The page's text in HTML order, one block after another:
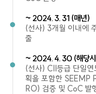
~ 2024. 3. 31 (매년)
(선사) 3개월 이내에
출
~ 2024. 4. 30 (해당
(선사) CII등급 단일연
획을 포함한 SEEMP
RO) 검증 및 CoC 발